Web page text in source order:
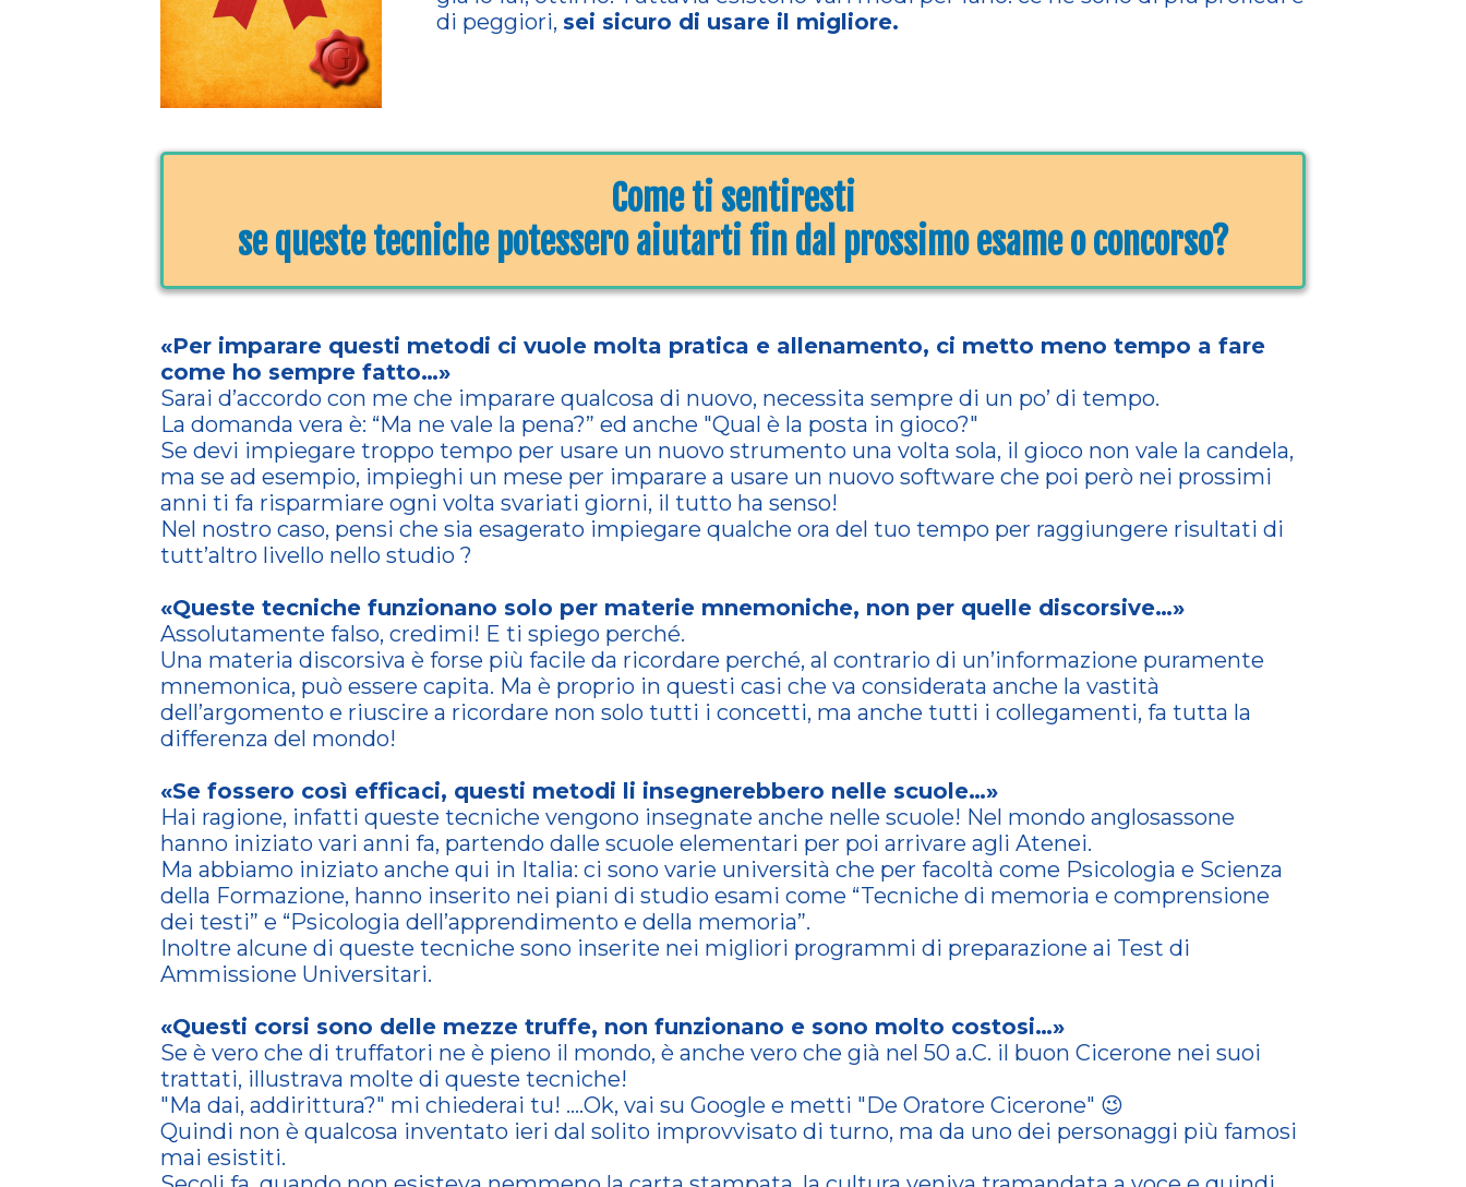
di peggiori, sei sicuro di usare il migliore.
Come ti sentiresti
se queste tecniche potessero aiutarti fin dal prossimo esame o concorso?
«Per imparare questi metodi ci vuole molta pratica e allenamento, ci metto meno tempo a fare
come ho sempre fatto…»
Sarai d’accordo con me che imparare qualcosa di nuovo, necessita sempre di un po’ di tempo.
La domanda vera è: “Ma ne vale la pena?” ed anche "Qual è la posta in gioco?"
Se devi impiegare troppo tempo per usare un nuovo strumento una volta sola, il gioco non vale la candela,
ma se ad esempio, impieghi un mese per imparare a usare un nuovo software che poi però nei prossimi
anni ti fa risparmiare ogni volta svariati giorni, il tutto ha senso!
Nel nostro caso, pensi che sia esagerato impiegare qualche ora del tuo tempo per raggiungere risultati di
tutt’altro livello nello studio ?
«Queste tecniche funzionano solo per materie mnemoniche, non per quelle discorsive…»
Assolutamente falso, credimi! E ti spiego perché.
Una materia discorsiva è forse più facile da ricordare perché, al contrario di un’informazione puramente
mnemonica, può essere capita. Ma è proprio in questi casi che va considerata anche la vastità
dell’argomento e riuscire a ricordare non solo tutti i concetti, ma anche tutti i collegamenti, fa tutta la
differenza del mondo!
«Se fossero così efficaci, questi metodi li insegnerebbero nelle scuole…»
Hai ragione, infatti queste tecniche vengono insegnate anche nelle scuole! Nel mondo anglosassone
hanno iniziato vari anni fa, partendo dalle scuole elementari per poi arrivare agli Atenei.
Ma abbiamo iniziato anche qui in Italia: ci sono varie università che per facoltà come Psicologia e Scienza
della Formazione, hanno inserito nei piani di studio esami come “Tecniche di memoria e comprensione
dei testi” e “Psicologia dell’apprendimento e della memoria”.
Inoltre alcune di queste tecniche sono inserite nei migliori programmi di preparazione ai Test di
Ammissione Universitari.
«Questi corsi sono delle mezze truffe, non funzionano e sono molto costosi…»
Se è vero che di truffatori ne è pieno il mondo, è anche vero che già nel 50 a.C. il buon Cicerone nei suoi
trattati, illustrava molte di queste tecniche!
"Ma dai, addirittura?" mi chiederai tu! ....Ok, vai su Google e metti "De Oratore Cicerone" 😉
Quindi non è qualcosa inventato ieri dal solito improvvisato di turno, ma da uno dei personaggi più famosi
mai esistiti.